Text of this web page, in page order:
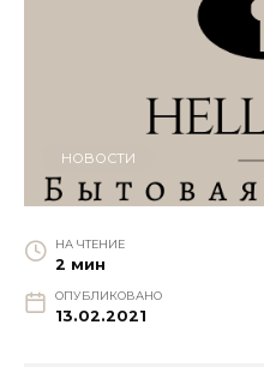
НОВОСТИ
НА ЧТЕНИЕ
2 мин
ОПУБЛИКОВАНО
13.02.2021